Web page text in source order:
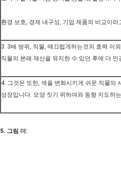
환경 보호, 경제 내구성, 기업 제품의 비교이
3. 3배 방위, 직물, 매끄럽게하는것의 효력 이
직물의 본래 재산을 유지한 수 있던 후에 더
4. 그것은 또한, 색을 변화시키게 쉬운 직물의
성장입니다. 모양 짓기 위하여와 동향 지도하
5. 그림 더 :